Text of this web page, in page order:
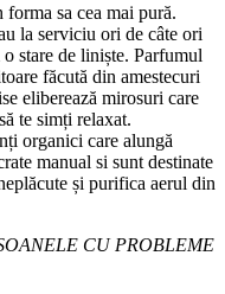
forma sa cea mai pură.
la serviciu ori de câte ori
stare de liniște. Parfumul
făcută din amestecuri
eliberează mirosuri care
te simți relaxat.
organici care alungă
manual si sunt destinate
și purifica aerul din
CU PROBLEME